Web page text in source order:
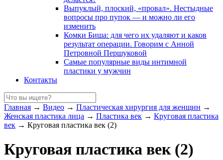
Выпуклый, плоский, «провал». Нестыдные
вопросы про пупок — и можно ли его
изменить
Комки Биша: для чего их удаляют и каков
результат операции. Говорим с Анной
Петровной Першуковой
Самые популярные виды интимной
пластики у мужчин
Контакты
Главная → Видео → Пластическая хирургия для женщин →
Женская пластика лица → Пластика век → Круговая пластика
век → Круговая пластика век (2)
Круговая пластика век (2)